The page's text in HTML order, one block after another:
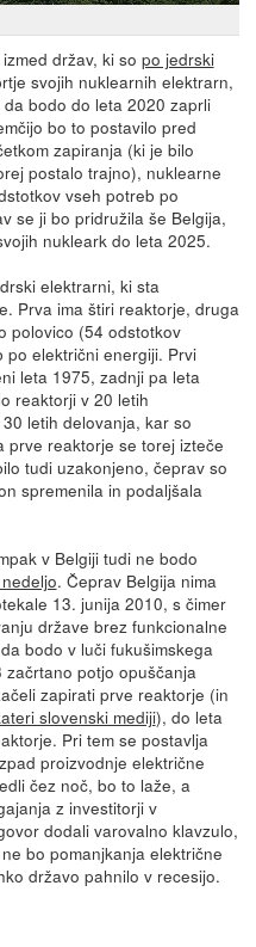
držav, ki so po jedrski
svojih nuklearnih elektrarn,
bodo do leta 2020 zaprli
bo to postavilo pred
zapiranja (ki je bilo
postalo trajno), nuklearne
vseh potreb po
se ji bo pridružila še Belgija,
nukleark do leta 2025.
elektrarni, ki sta
Prva ima štiri reaktorje, druga
polovico (54 odstotkov
električni energiji. Prvi
leta 1975, zadnji pa leta
reaktorji v 20 letih
letih delovanja, kar so
prve reaktorje se torej izteče
tudi uzakonjeno, čeprav so
spremenila in podaljšala
v Belgiji tudi ne bodo
. Čeprav Belgija nima
13. junija 2010, s čimer
države brez funkcionalne
bodo v luči fukušimskega
potjo opuščanja
zapirati prve reaktorje (in
slovenski mediji), do leta
Pri tem se postavlja
proizvodnje električne
čez noč, bo to laže, a
z investitorji v
dodali varovalno klavzulo,
bo pomanjkanja električne
državo pahnilo v recesijo.